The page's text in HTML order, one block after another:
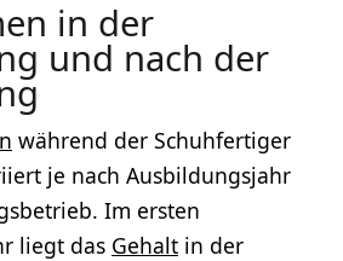
in der
und nach der
während der Schuhfertiger
je nach Ausbildungsjahr
Im ersten
liegt das Gehalt in der